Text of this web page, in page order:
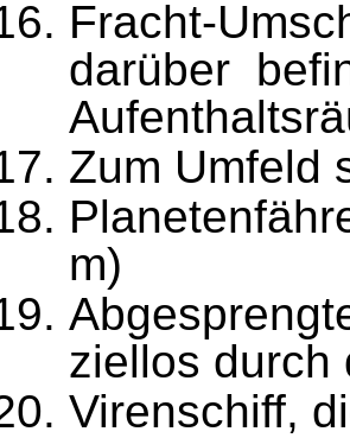
Fracht-
darüber
Zum Umfeld
m)
ziellos durch
Virenschiff,